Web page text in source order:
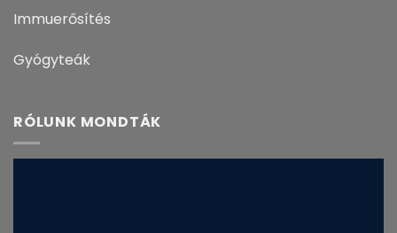
Immuerősítés
Gyógyteák
RÓLUNK MONDTÁK